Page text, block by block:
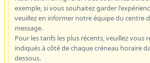
exemple, si vous souhaitez garder
veuillez en informer notre équipe du centre
message.
Pour les tarifs les plus récents, veuillez vous
indiqués à côté de chaque créneau horaire
dessous.